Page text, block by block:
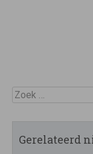
Zoek
Gerelateerd